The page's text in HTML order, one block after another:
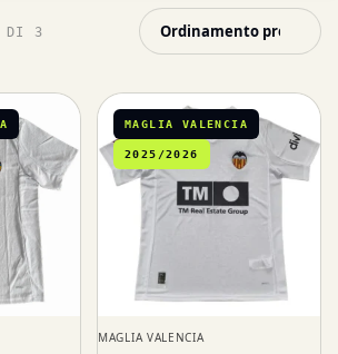
DI 3
MAGLIA VALENCIA
2025/2026
MAGLIA VALENCIA